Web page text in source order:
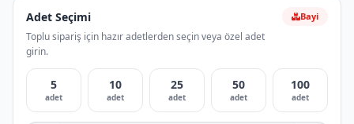
Adet Seçimi
Toplu sipariş için hazır adetlerden seçin veya özel adet
girin.
Bayi
5
adet
10
adet
25
adet
50
adet
100
adet